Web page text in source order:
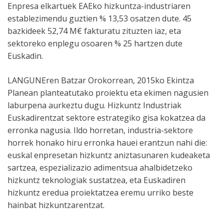
Enpresa elkartuek EAEko hizkuntza-industriaren
establezimendu guztien % 13,53 osatzen dute. 45
bazkideek 52,74 M€ fakturatu zituzten iaz, eta
sektoreko enplegu osoaren % 25 hartzen dute
Euskadin.
LANGUNEren Batzar Orokorrean, 2015ko Ekintza
Planean planteatutako proiektu eta ekimen nagusien
laburpena aurkeztu dugu. Hizkuntz Industriak
Euskadirentzat sektore estrategiko gisa kokatzea da
erronka nagusia. Ildo horretan, industria-sektore
horrek honako hiru erronka hauei erantzun nahi die:
euskal enpresetan hizkuntz aniztasunaren kudeaketa
sartzea, espezializazio adimentsua ahalbidetzeko
hizkuntz teknologiak sustatzea, eta Euskadiren
hizkuntz eredua proiektatzea eremu urriko beste
hainbat hizkuntzarentzat.